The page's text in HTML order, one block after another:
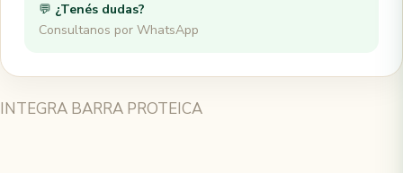
💬 ¿Tenés dudas?
Consultanos por WhatsApp
INTEGRA BARRA PROTEICA